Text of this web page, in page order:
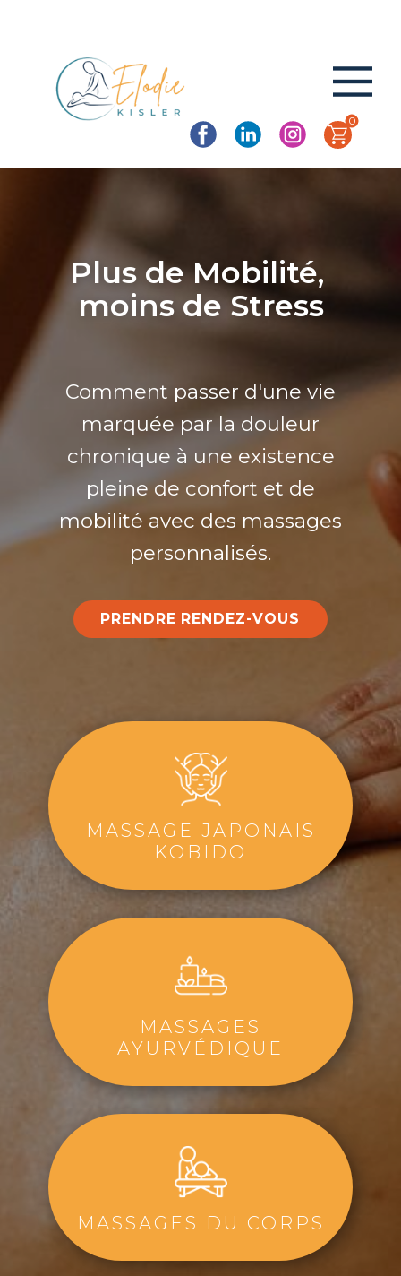
0
Plus de Mobilité,
moins de Stress
Comment passer d'une vie
marquée par la douleur
chronique à une existence
pleine de confort et de
mobilité avec des massages
personnalisés.
PRENDRE ​RENDEZ-VOUS
MASSAGE JAPONAIS
KOBIDO
MASSAGES
AYURVÉDIQUE
MASSAGES DU CORPS